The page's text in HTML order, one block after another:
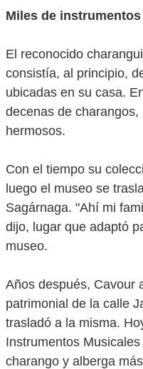
Miles de instrumentos
El reconocido
consistía, al principio,
ubicadas en su casa.
decenas de
hermosos.
Con el tiempo su
luego el museo se
Sagárnaga. "Ahí mi
dijo, lugar que adaptó
museo.
Años después, Cavour
patrimonial de la calle
trasladó a la misma.
Instrumentos
charango y alberga